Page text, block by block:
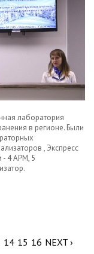
лаборатория
в регионе. Были
, Экспресс
- 4 АРМ, 5
14 15 16 NEXT ›